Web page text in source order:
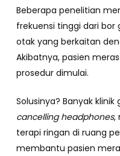
Beberapa penelitian
frekuensi tinggi dari bor
otak yang berkaitan
Akibatnya, pasien
prosedur dimulai.
Solusinya? Banyak
cancelling headphones,
terapi ringan di ruang
membantu pasien